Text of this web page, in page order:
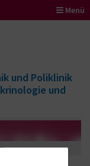
Menü
und Poliklinik
und